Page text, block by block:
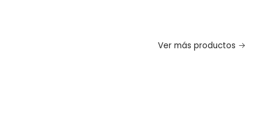
Ver más productos